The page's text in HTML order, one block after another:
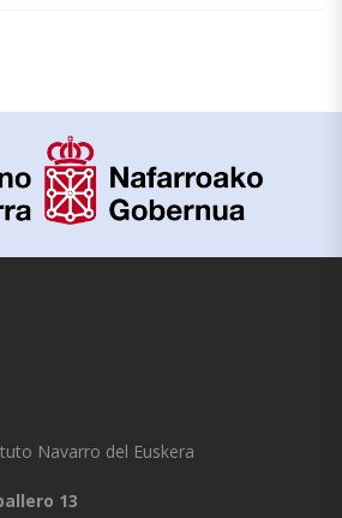
Navarro del Euskera
13